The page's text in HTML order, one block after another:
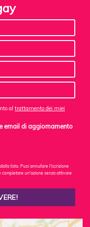
al trattamento dei miei
email di aggiornamento
lista. Puoi annullare l'iscrizione
completare un'azione senza attivare